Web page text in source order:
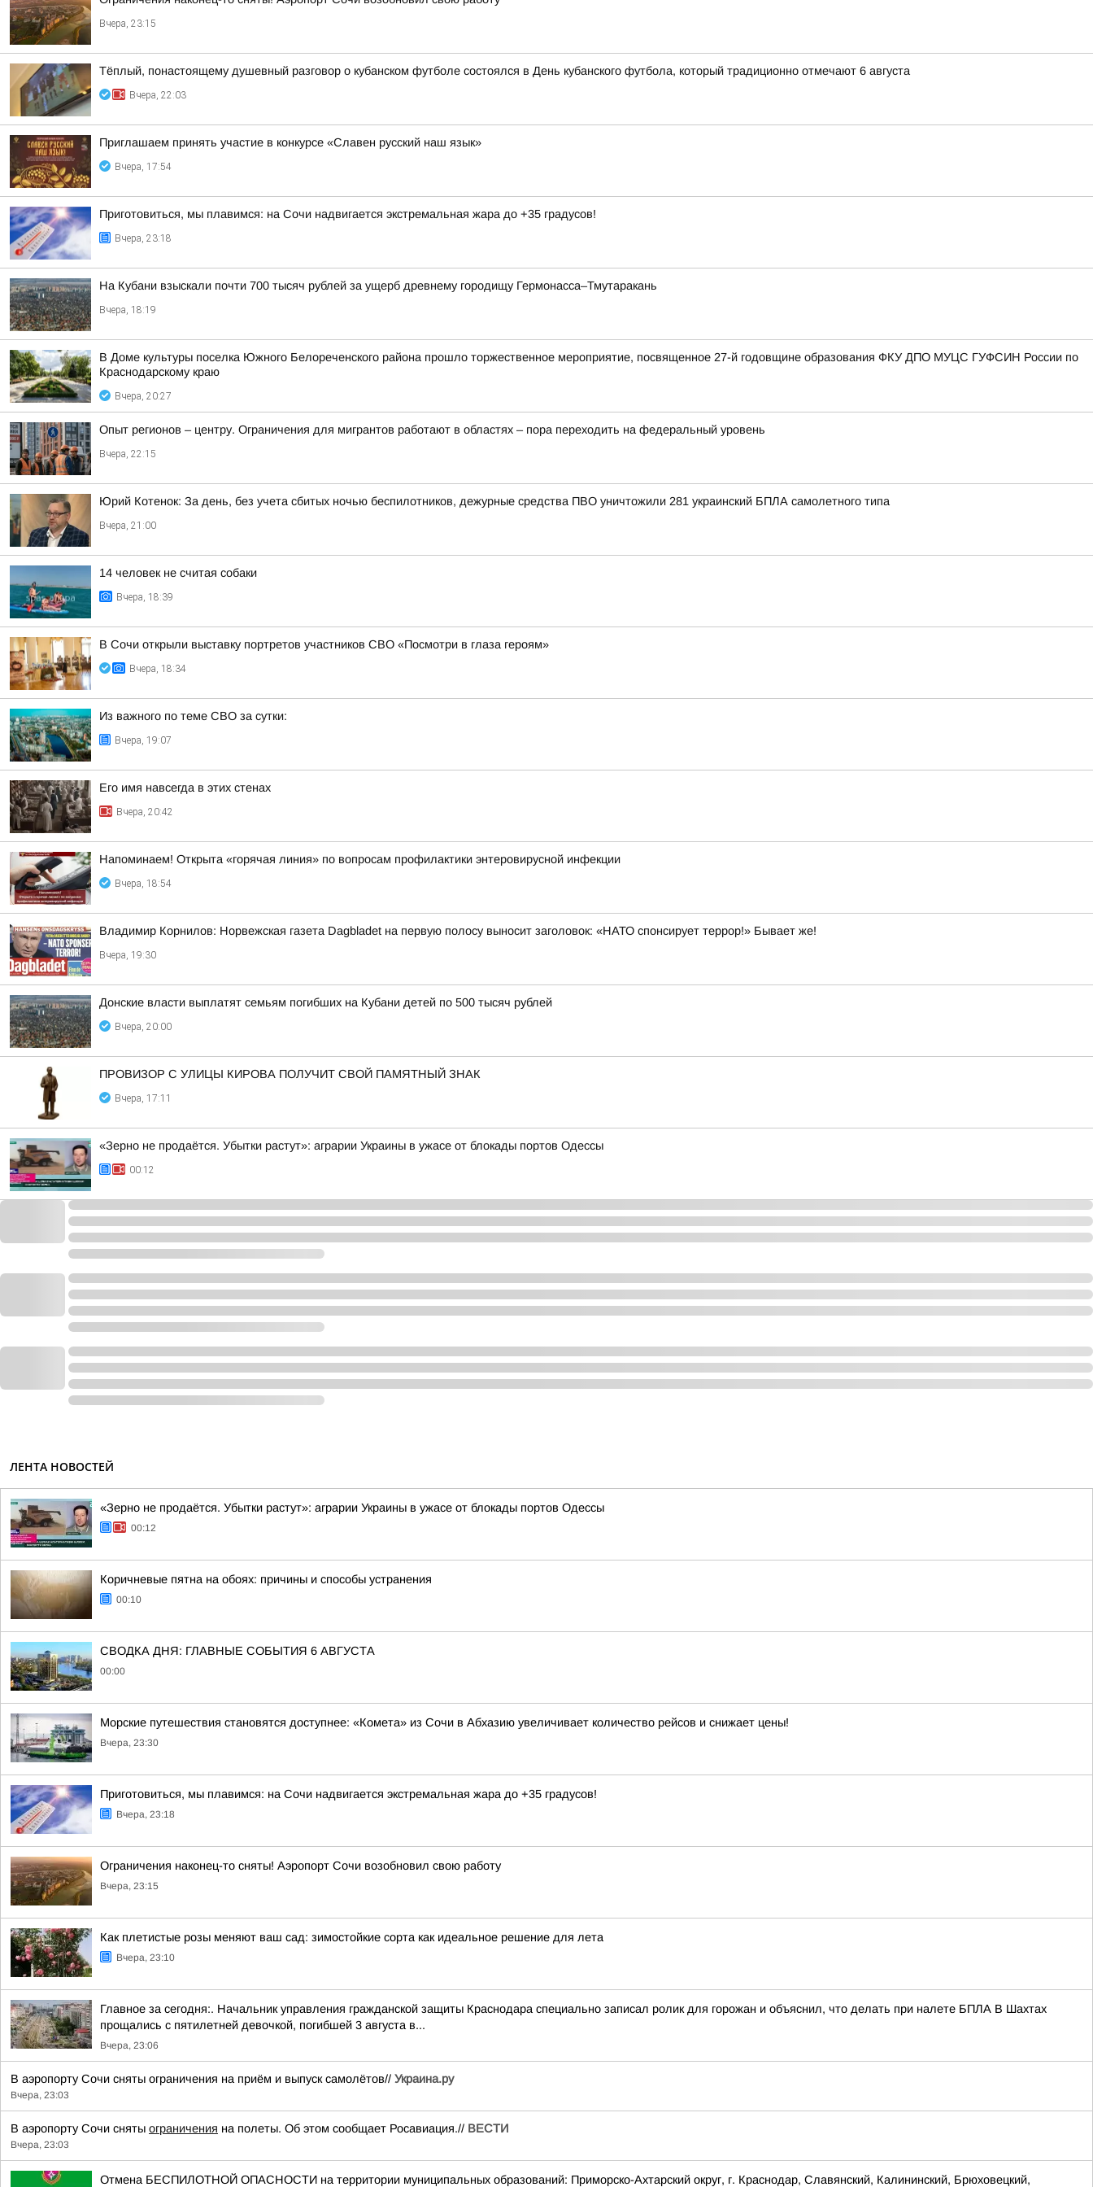
Вчера, 23:15
Тёплый, понастоящему душевный разговор о кубанском футболе состоялся в День кубанского футбола, который традиционно отмечают 6 августа
Вчера, 22:03
Приглашаем принять участие в конкурсе «Славен русский наш язык»
Вчера, 17:54
Приготовиться, мы плавимся: на Сочи надвигается экстремальная жара до +35 градусов!
Вчера, 23:18
На Кубани взыскали почти 700 тысяч рублей за ущерб древнему городищу Гермонасса–Тмутаракань
Вчера, 18:19
В Доме культуры поселка Южного Белореченского района прошло торжественное мероприятие, посвященное 27-й годовщине образования ФКУ ДПО МУЦС ГУФСИН России по
Краснодарскому краю
Вчера, 20:27
Опыт регионов – центру. Ограничения для мигрантов работают в областях – пора переходить на федеральный уровень
Вчера, 22:15
Юрий Котенок: За день, без учета сбитых ночью беспилотников, дежурные средства ПВО уничтожили 281 украинский БПЛА самолетного типа
Вчера, 21:00
14 человек не считая собаки
Вчера, 18:39
В Сочи открыли выставку портретов участников СВО «Посмотри в глаза героям»
Вчера, 18:34
Из важного по теме СВО за сутки:
Вчера, 19:07
Его имя навсегда в этих стенах
Вчера, 20:42
Напоминаем! Открыта «горячая линия» по вопросам профилактики энтеровирусной инфекции
Вчера, 18:54
Владимир Корнилов: Норвежская газета Dagbladet на первую полосу выносит заголовок: «НАТО спонсирует террор!» Бывает же!
Вчера, 19:30
Донские власти выплатят семьям погибших на Кубани детей по 500 тысяч рублей
Вчера, 20:00
ПРОВИЗОР С УЛИЦЫ КИРОВА ПОЛУЧИТ СВОЙ ПАМЯТНЫЙ ЗНАК
Вчера, 17:11
«Зерно не продаётся. Убытки растут»: аграрии Украины в ужасе от блокады портов Одессы
00:12
ЛЕНТА НОВОСТЕЙ
«Зерно не продаётся. Убытки растут»: аграрии Украины в ужасе от блокады портов Одессы
00:12
Коричневые пятна на обоях: причины и способы устранения
00:10
СВОДКА ДНЯ: ГЛАВНЫЕ СОБЫТИЯ 6 АВГУСТА
00:00
Морские путешествия становятся доступнее: «Комета» из Сочи в Абхазию увеличивает количество рейсов и снижает цены!
Вчера, 23:30
Приготовиться, мы плавимся: на Сочи надвигается экстремальная жара до +35 градусов!
Вчера, 23:18
Ограничения наконец-то сняты! Аэропорт Сочи возобновил свою работу
Вчера, 23:15
Как плетистые розы меняют ваш сад: зимостойкие сорта как идеальное решение для лета
Вчера, 23:10
Главное за сегодня:. Начальник управления гражданской защиты Краснодара специально записал ролик для горожан и объяснил, что делать при налете БПЛА В Шахтах
прощались с пятилетней девочкой, погибшей 3 августа в...
Вчера, 23:06
В аэропорту Сочи сняты ограничения на приём и выпуск самолётов// Украина.ру
Вчера, 23:03
В аэропорту Сочи сняты ограничения на полеты. Об этом сообщает Росавиация.// ВЕСТИ
Вчера, 23:03
Отмена БЕСПИЛОТНОЙ ОПАСНОСТИ на территории муниципальных образований: Приморско-Ахтарский округ, г. Краснодар, Славянский, Калининский, Брюховецкий,